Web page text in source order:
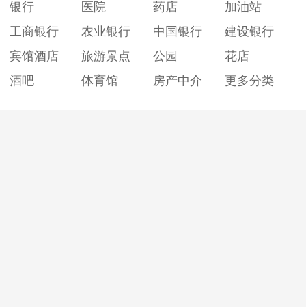
银行
医院 药店
加油站
工商银行
农业银行 中国银行
建设银行
宾馆酒店
旅游景点 公园
花店
酒吧
体育馆 房产中介 更多分类